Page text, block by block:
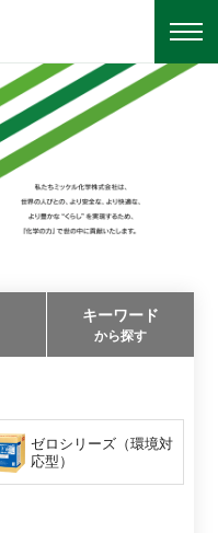
キーワード
から探す
ゼロシリーズ（環境対
応型）